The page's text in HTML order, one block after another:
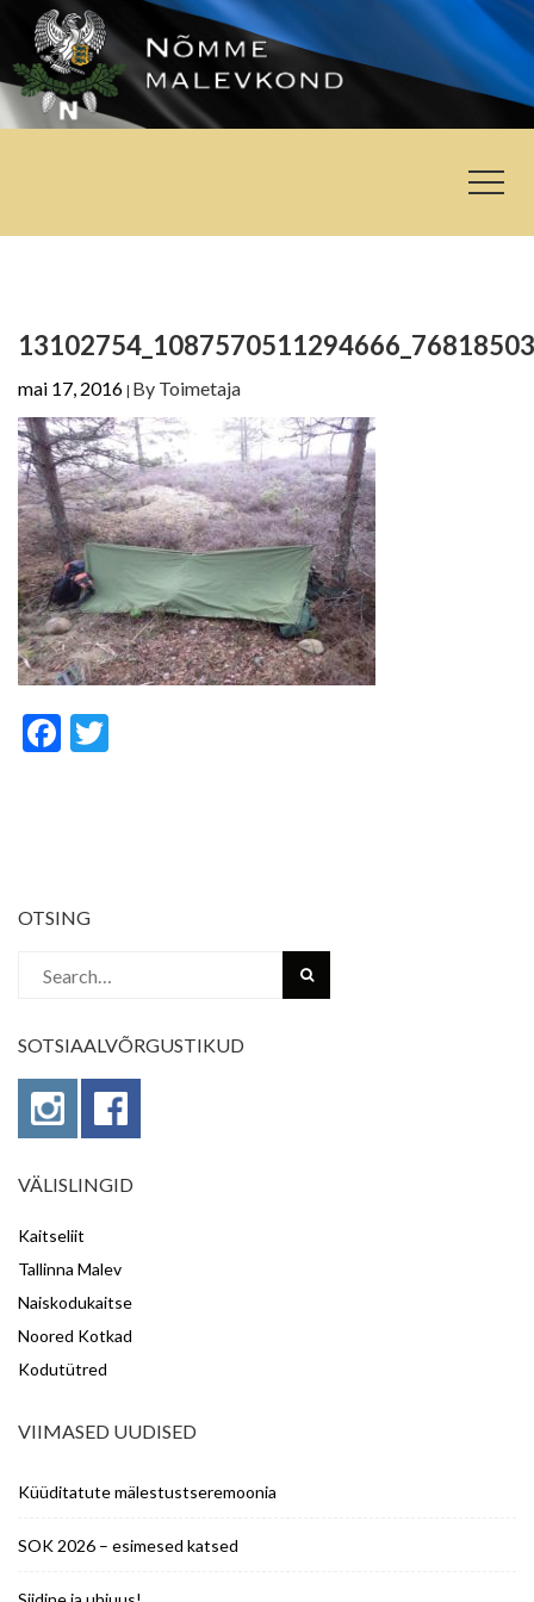
mai 17, 2016 | By Toimetaja
Facebook
OTSING
Search
SOTSIAALVÕRGUSTIKUD
VÄLISLINGID
Kaitseliit
Tallinna Malev
Naiskodukaitse
Noored Kotkad
Kodutütred
VIIMASED UUDISED
Küüditatute mälestustseremoonia
SOK 2026 – esimesed katsed